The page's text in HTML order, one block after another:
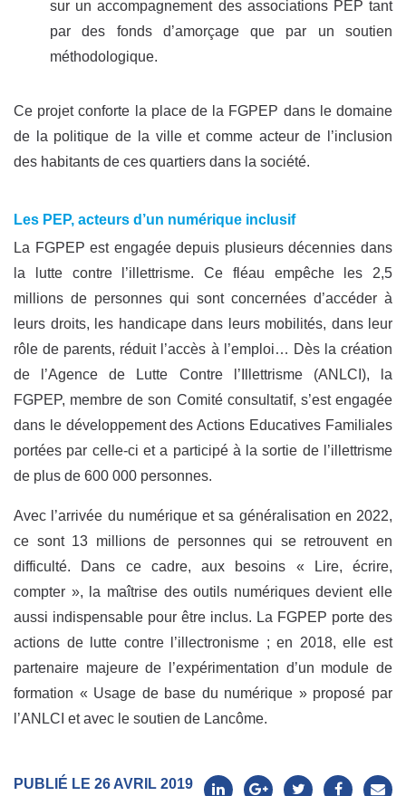
sur un accompagnement des associations PEP tant
par des fonds d’amorçage que par un soutien
méthodologique.
Ce projet conforte la place de la FGPEP dans le domaine
de la politique de la ville et comme acteur de l’inclusion
des habitants de ces quartiers dans la société.
Les PEP, acteurs d’un numérique inclusif
La FGPEP est engagée depuis plusieurs décennies dans
la lutte contre l’illettrisme. Ce fléau empêche les 2,5
millions de personnes qui sont concernées d’accéder à
leurs droits, les handicape dans leurs mobilités, dans leur
rôle de parents, réduit l’accès à l’emploi… Dès la création
de l’Agence de Lutte Contre l’Illettrisme (ANLCI), la
FGPEP, membre de son Comité consultatif, s’est engagée
dans le développement des Actions Educatives Familiales
portées par celle-ci et a participé à la sortie de l’illettrisme
de plus de 600 000 personnes.
Avec l’arrivée du numérique et sa généralisation en 2022,
ce sont 13 millions de personnes qui se retrouvent en
difficulté. Dans ce cadre, aux besoins « Lire, écrire,
compter », la maîtrise des outils numériques devient elle
aussi indispensable pour être inclus. La FGPEP porte des
actions de lutte contre l’illectronisme ; en 2018, elle est
partenaire majeure de l’expérimentation d’un module de
formation « Usage de base du numérique » proposé par
l’ANLCI et avec le soutien de Lancôme.
PUBLIÉ LE 26 AVRIL 2019